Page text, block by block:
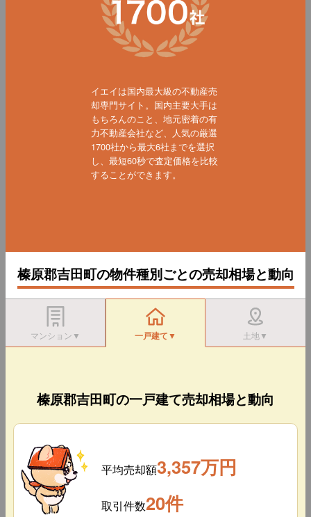
イエイは国内最大級の不動産売
却専門サイト。国内主要大手は
もちろんのこと、地元密着の有
力不動産会社など、人気の厳選
1700社から最大6社までを選択
し、最短60秒で査定価格を比較
することができます。
榛原郡吉田町の物件種別ごとの売却相場と動向
マンション▼ 一戸建て▼ 土地▼
榛原郡吉田町の一戸建て売却相場と動向
平均売却額3,357万円
取引件数20件